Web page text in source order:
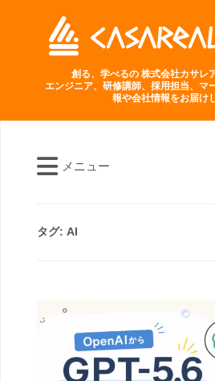
創る、学べるの 株式会社カサレ
エンジニア、研修講師、採用担当、マ
報や会社情報をお届け
メニュー
タグ: AI